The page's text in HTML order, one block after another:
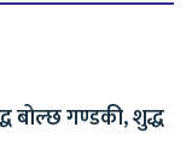
बोल्छ गण्डकी, शुद्ध